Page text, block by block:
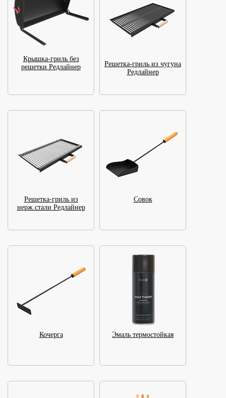
Крышка-гриль без
решетки Редлайнер
Решетка-гриль из чугуна
Редлайнер
Решетка-гриль из
нерж.стали Редлайнер
Совок
Кочерга Эмаль термостойкая